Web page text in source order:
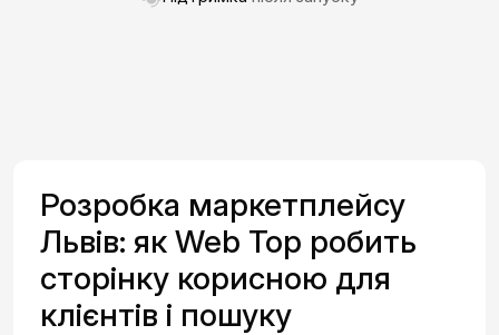
Розробка маркетплейсу
Львів: як Web Top робить
сторінку корисною для
клієнтів і пошуку